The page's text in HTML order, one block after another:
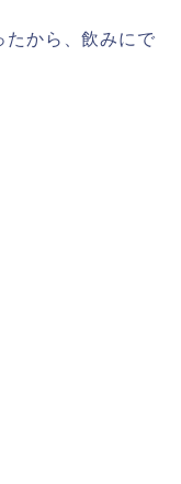
から、飲みにで